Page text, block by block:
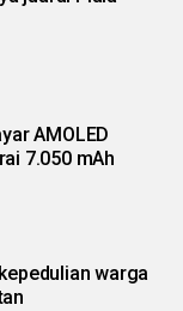
AMOLED
7.050 mAh
warga